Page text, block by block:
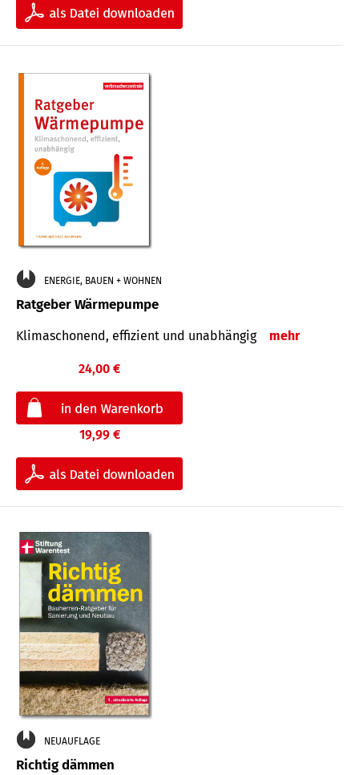
ENERGIE, BAUEN + WOHNEN
Ratgeber Wärmepumpe
Klimaschonend, effizient und unabhängig mehr
24,00 €
19,99 €
NEUAUFLAGE
Richtig dämmen